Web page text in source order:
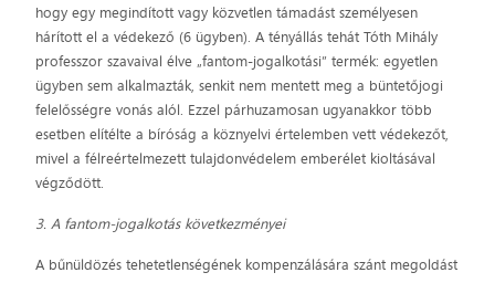
hogy egy megindított vagy közvetlen támadást személyesen
hárított el a védekező (6 ügyben). A tényállás tehát Tóth Mihály
professzor szavaival élve „fantom-jogalkotási” termék: egyetlen
ügyben sem alkalmazták, senkit nem mentett meg a büntetőjogi
felelősségre vonás alól. Ezzel párhuzamosan ugyanakkor több
esetben elítélte a bíróság a köznyelvi értelemben vett védekezőt,
mivel a félreértelmezett tulajdonvédelem emberélet kioltásával
végződött.
3. A fantom-jogalkotás következményei
A bűnüldözés tehetetlenségének kompenzálására szánt megoldást